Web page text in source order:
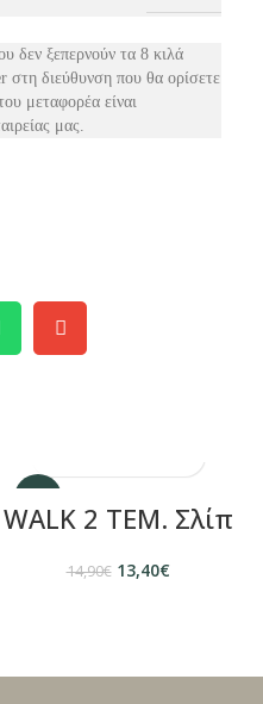
δεν ξεπερνούν τα 8 κιλά
στη διεύθυνση που θα ορίσετε
μεταφορέα είναι
μας.
WALK 2 ΤΕΜ. Σλίπ
14,90€ 13,40€